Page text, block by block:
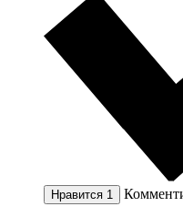
Нравится 1